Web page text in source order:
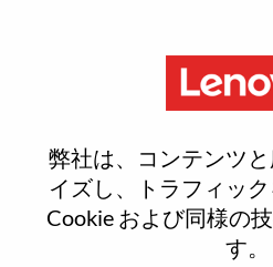
弊社は、コンテンツ
イズし、トラフィッ
Cookie および同様の
す。
Reset password
本当にパスワードを